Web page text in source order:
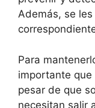
Además, se
Para
importante que
pesar de que
necesitan salir